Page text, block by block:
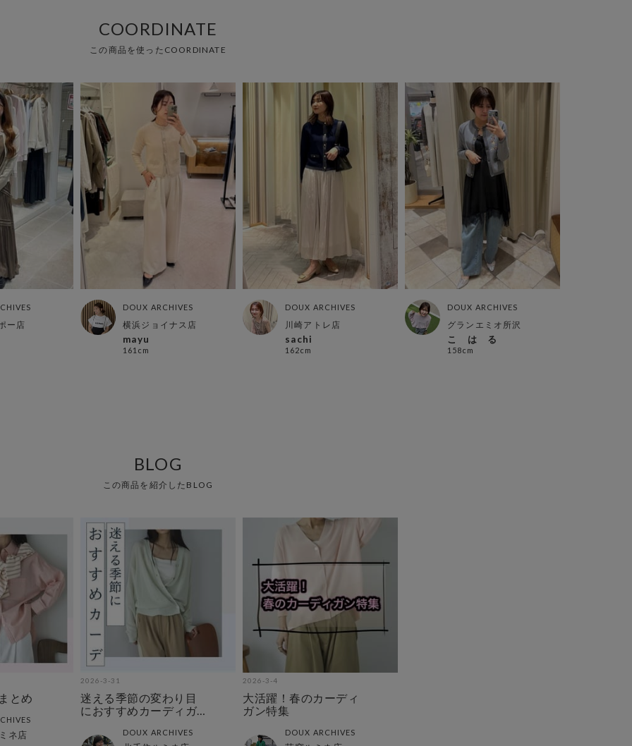
COORDINATE
この商品を使ったCOORDINATE
ー店
DOUX ARCHIVES
横浜ジョイナス店
mayu
161cm
DOUX ARCHIVES
川崎アトレ店
sachi
162cm
DOUX ARCHIVES
グランエミオ所沢
こ は る
158cm
BLOG
この商品を紹介したBLOG
とめ
ネ店
2026-3-31
迷える季節の変わり目
におすすめカーディガ
DOUX ARCHIVES
2026-3-4
大活躍！春のカーディ
ガン特集
DOUX ARCHIVES